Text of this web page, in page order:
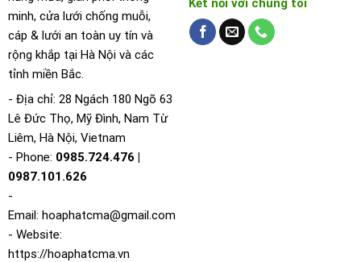
minh, cửa lưới chống muỗi,
cáp & lưới an toàn uy tín và
rộng khắp tại Hà Nội và các
tỉnh miền Bắc.
- Địa chỉ: 28 Ngách 180 Ngõ 63
Lê Đức Thọ, Mỹ Đình, Nam Từ
Liêm, Hà Nội, Vietnam
- Phone: 0985.724.476 |
0987.101.626
-
Email: hoaphatcma@gmail.com
- Website:
https://hoaphatcma.vn
Kết nối với chúng tôi